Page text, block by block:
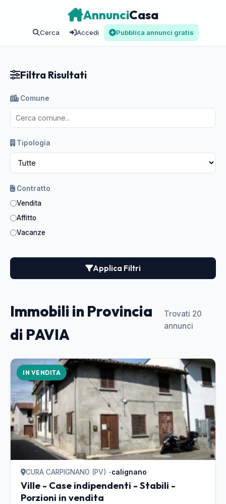
AnnunciCasa
Cerca Accedi Pubblica annunci gratis
Filtra Risultati
Comune
Tipologia
Contratto
Vendita
Affitto
Vacanze
Applica Filtri
Immobili in Provincia
di PAVIA
Trovati 20
annunci
IN VENDITA
CURA CARPIGNANO (PV) -calignano
Ville - Case indipendenti - Stabili -
Porzioni in vendita